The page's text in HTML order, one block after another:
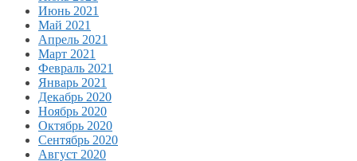
Июнь 2021
Май 2021
Апрель 2021
Март 2021
Февраль 2021
Январь 2021
Декабрь 2020
Ноябрь 2020
Октябрь 2020
Сентябрь 2020
Август 2020